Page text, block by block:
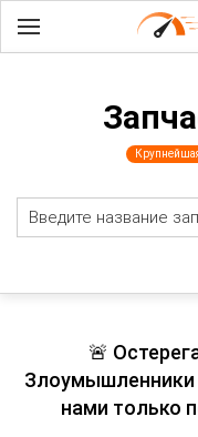
🚨
Злоумышленники
нами только